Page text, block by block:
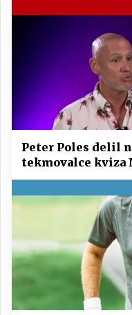
Peter Poles delil
tekmovalce kviza